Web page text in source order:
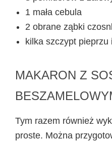
1 mała cebula
2 obrane ząbki
kilka szczypt pieprzu
MAKARON Z
Tym razem również
proste. Można